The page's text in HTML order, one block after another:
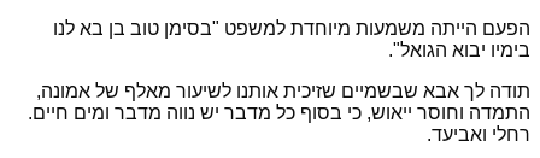
הפעם הייתה משמעות מיוחדת למשפט "בסימן טוב בן בא לנו
בימיו יבוא הגואל".
תודה לך אבא שבשמיים שזיכית אותנו לשיעור מאלף של אמונה,
התמדה וחוסר ייאוש, כי בסוף כל מדבר יש נווה מדבר ומים חיים.
רחלי ואביעד.